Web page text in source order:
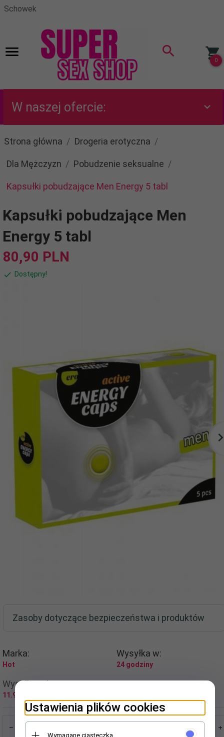
Schowek
0
W naszej ofercie:
Strona główna Drogeria erotyczna
Dla Mężczyzn Pobudzenie seksualne
Kapsułki pobudzające Men Energy 5 tabl
Kapsułki pobudzające Men
Energy 5 tabl
80,90 PLN
Dostępny!
Zasoby dotyczące bezpieczeństwa i produktów
Marka:
Hot
Wysyłka w:
24 godziny
Wysyłka od:
11.99 PLN
Ustawienia plików cookies
Wymagane ciasteczka